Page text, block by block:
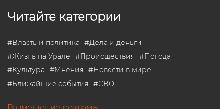
Читайте категории
#Власть и политика #Дела и деньги
#Жизнь на Урале #Происшествия #Погода
#Культура #Мнения #Новости в мире
#Ближайшие события #СВО